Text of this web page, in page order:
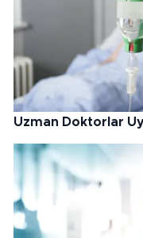
Uzman Doktorlar